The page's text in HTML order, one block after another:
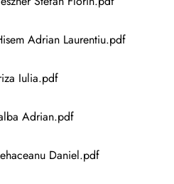
Adrian Laurentiu.pdf
Iulia.pdf
Adrian.pdf
Daniel.pdf